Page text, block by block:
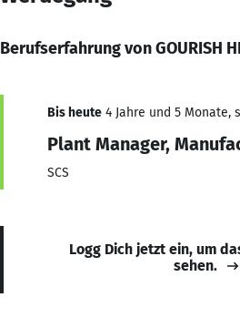
Berufserfahrung von GOURISH
Bis heute 4 Jahre und 5 Monate,
Plant Manager,
SCS
Logg Dich jetzt ein, um
sehen.